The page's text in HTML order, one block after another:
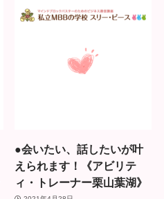
●会いたい、話したいが叶
えられます！《アビリテ
ィ・トレーナー栗山葉湖》